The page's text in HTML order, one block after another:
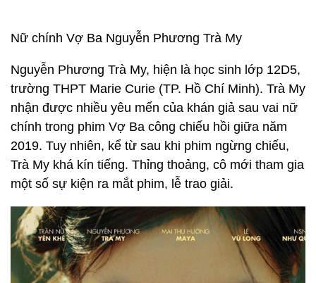
Nữ chính Vợ Ba Nguyễn Phương Trà My
Nguyễn Phương Trà My, hiện là học sinh lớp 12D5,
trường THPT Marie Curie (TP. Hồ Chí Minh). Trà My
nhận được nhiều yêu mến của khán giả sau vai nữ
chính trong phim Vợ Ba công chiếu hồi giữa năm
2019. Tuy nhiên, kể từ sau khi phim ngừng chiếu,
Trà My khá kín tiếng. Thỉng thoảng, cô mới tham gia
một số sự kiện ra mắt phim, lễ trao giải.